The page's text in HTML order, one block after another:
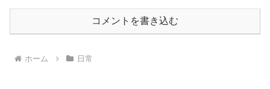
コメントを書き込む
ホーム 日常